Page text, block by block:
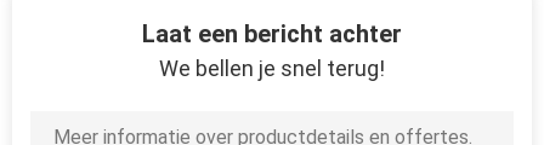
Laat een bericht achter
We bellen je snel terug!